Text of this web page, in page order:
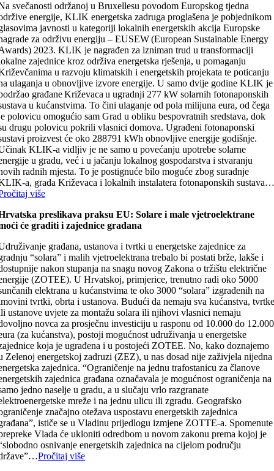
svečanosti održanoj u Bruxellesu povodom Europskog tjedna
energije, KLIK energetska zadruga proglašena je pobjednikom
javnosti u kategoriji lokalnih energetskih akcija Europske
za održivu energiju – EUSEW (European Sustainable Energy
2023. KLIK je nagrađen za izniman trud u transformaciji
zajednice kroz održiva energetska rješenja, u pomaganju
u razvoju klimatskih i energetskih projekata te poticanju
ulaganja u obnovljive izvore energije. U samo dvije godine KLIK je
građane Križevaca u ugradnji 277 kW solarnih fotonaponskih
u kućanstvima. To čini ulaganje od pola milijuna eura, od čega
polovicu omogućio sam Grad u obliku bespovratnih sredstava, dok
drugu polovicu pokrili vlasnici domova. Ugrađeni fotonaponski
proizvest će oko 288791 kWh obnovljive energije godišnje.
KLIK-a vidljiv je ne samo u povećanju upotrebe solarne
u gradu, već i u jačanju lokalnog gospodarstva i stvaranju
radnih mjesta. To je postignuće bilo moguće zbog suradnje
a, grada Križevaca i lokalnih instalatera fotonaponskih
više
preslikava praksu EU: Solare i male vjetroelektrane
će graditi i zajednice građana
građana, ustanova i tvrtki u energetske zajednice za
“solara” i malih vjetroelektrana trebalo bi postati brže, lakše i
nakon stupanja na snagu novog Zakona o tržištu električne
(ZOTEE). U Hrvatskoj, primjerice, trenutno radi oko 5000
elektrana u kućanstvima te oko 3000 “solara” izgrađenih na
tvrtki, obrta i ustanova. Budući da nemaju sva kućanstva,
ustanove uvjete za montažu solara ili njihovi vlasnici nemaju
novca za prosječnu investiciju u rasponu od 10.000 do 12.000
(za kućanstva), postoji mogućnost udruživanja u energetske
koja je ugrađena i u postojeći ZOTEE. No, kako doznajemo
Zelenoj energetskoj zadruzi (ZEZ), u nas dosad nije zaživjela nijedna
zajednica. “Ograničenje na jednu trafostanicu za članove
zajednica građana označavala je mogućnost ograničenja na
jedno naselje u gradu, a u slučaju vrlo razgranate
mreže i na jednu ulicu ili zgradu. Geografsko
značajno otežava uspostavu energetskih zajednica
ističe se u Vladinu prijedlogu izmjene ZOTTE-a. Spomenute
Vlada će ukloniti odredbom u novom zakonu prema kojoj je
osnivanje energetskih zajednica na cijelom području
Pročitaj više